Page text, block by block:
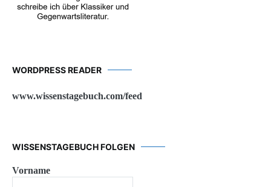
WORDPRESS READER
www.wissenstagebuch.com/feed
WISSENSTAGEBUCH FOLGEN
Vorname